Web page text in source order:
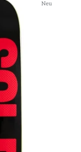
Neu